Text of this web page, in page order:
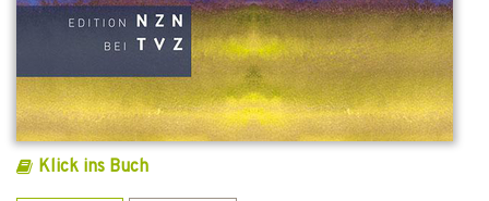
Klick ins Buch